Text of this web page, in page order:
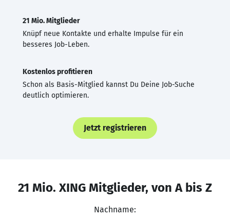
21 Mio. Mitglieder
Knüpf neue Kontakte und erhalte Impulse für ein
besseres Job-Leben.
Kostenlos profitieren
Schon als Basis-Mitglied kannst Du Deine Job-Suche
deutlich optimieren.
Jetzt registrieren
21 Mio. XING Mitglieder, von A bis Z
Nachname: